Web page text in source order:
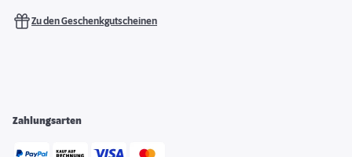
Zu den Geschenkgutscheinen
Zahlungsarten